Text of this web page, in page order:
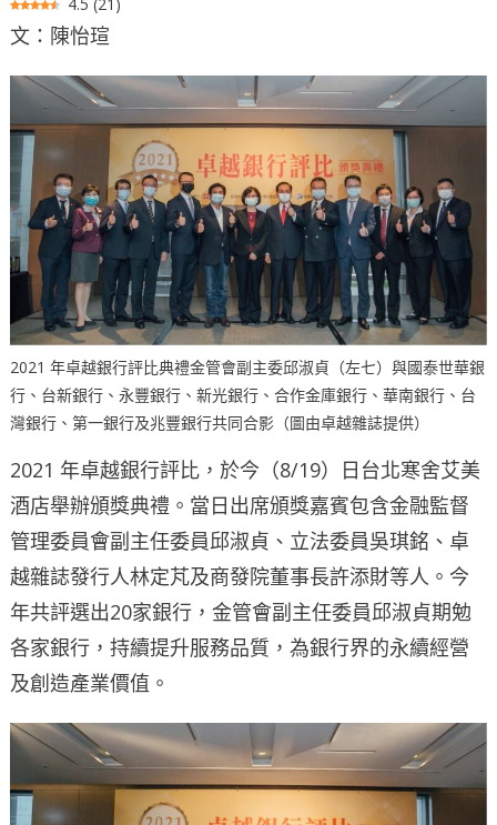
文：陳怡瑄
2021 年卓越銀行評比典禮金管會副主委邱淑貞（左七）與國泰世華銀
行、台新銀行、永豐銀行、新光銀行、合作金庫銀行、華南銀行、台
灣銀行、第一銀行及兆豐銀行共同合影（圖由卓越雜誌提供）
2021 年卓越銀行評比，於今（8/19）日台北寒舍艾美
酒店舉辦頒獎典禮。當日出席頒獎嘉賓包含金融監督
管理委員會副主任委員邱淑貞、立法委員吳琪銘、卓
越雜誌發行人林定芃及商發院董事長許添財等人。今
年共評選出20家銀行，金管會副主任委員邱淑貞期勉
各家銀行，持續提升服務品質，為銀行界的永續經營
及創造產業價值。